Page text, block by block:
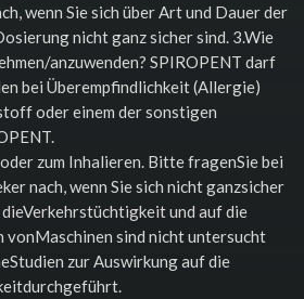
wenn Sie sich über Art und Dauer der
nicht ganz sicher sind. 3.Wie
anzuwenden? SPIROPENT darf
bei Überempfindlichkeit (Allergie)
oder einem der sonstigen
zum Inhalieren. Bitte fragenSie bei
nach, wenn Sie sich nicht ganzsicher
und auf die
vonMaschinen sind nicht untersucht
zur Auswirkung auf die